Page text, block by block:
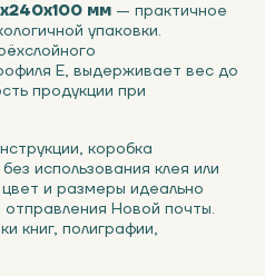
мм — практичное
упаковки.
Е, выдерживает вес до
продукции при
коробка
использования клея или
и размеры идеально
Новой почты.
книг, полиграфии,